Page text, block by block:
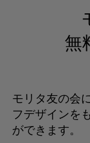
無
モリタ友の会
フデザインを
ができます。